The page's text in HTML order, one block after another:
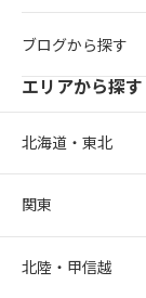
ブログから探す
エリアから探す
北海道・東北
関東
北陸・甲信越